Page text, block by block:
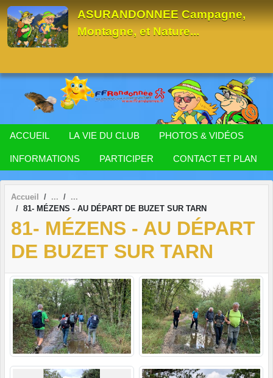
ASURANDONNEE Campagne,
Montagne, et Nature...
ACCUEIL LA VIE DU CLUB PHOTOS & VIDÉOS
INFORMATIONS PARTICIPER CONTACT ET PLAN
Accueil
81- MÉZENS - AU DÉPART DE BUZET SUR TARN
81- MÉZENS - AU DÉPART
DE BUZET SUR TARN
Panneau de gestion des cookies